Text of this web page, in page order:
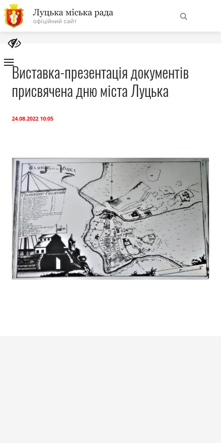
На
головну
Навігація
сайту
Про місто
Бюджет
Публічна інформація
Прозорість влади
Документи
Виставка-презентація документів
присвячена дню міста Луцька
24.08.2022 10:05